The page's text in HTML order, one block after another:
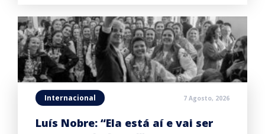
Internacional 7 Agosto, 2026
Luís Nobre: “Ela está aí e vai ser